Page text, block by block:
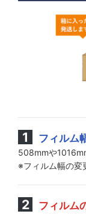
フィルム
508mmや
※フィルム幅の変
フィルム